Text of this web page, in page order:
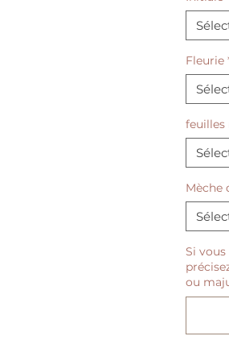
peut
bébé,
🌸,
Avec
quoi
Fleurie
feuilles
Mèche
Si
ou